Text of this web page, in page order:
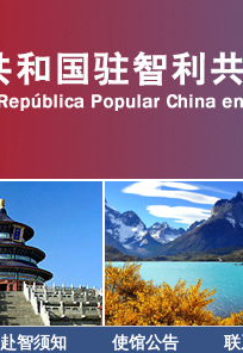
赴智须知 使馆公告